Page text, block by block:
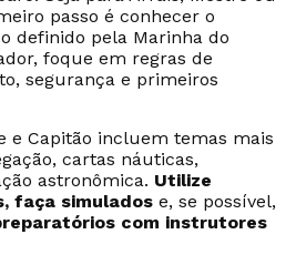
passo para navegar com
DE HABILITAÇÃO
PREPARAR
náuticaexige
Seja para Arrais, Mestre ou
passo é conhecer o
definido pela Marinha do
foque em regras de